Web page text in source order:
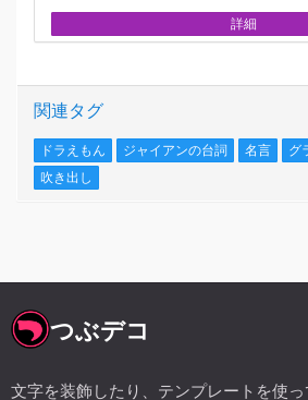
詳細
関連タグ
ドラえもん ジャイアンの台詞 名言
グ
吹き出し
つぶデコ
文字を装飾したり、テンプレートを使